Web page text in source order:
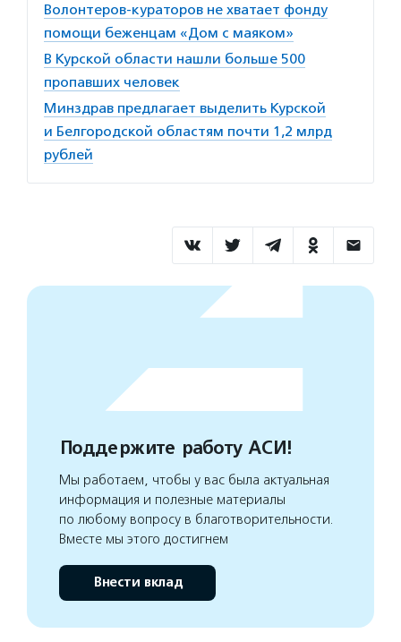
Волонтеров-кураторов не хватает фонду
помощи беженцам «Дом с маяком»
В Курской области нашли больше 500
пропавших человек
Минздрав предлагает выделить Курской
и Белгородской областям почти 1,2 млрд
рублей
Поддержите работу АСИ!
Мы работаем, чтобы у вас была актуальная
информация и полезные материалы
по любому вопросу в благотворительности.
Вместе мы этого достигнем
Внести вклад